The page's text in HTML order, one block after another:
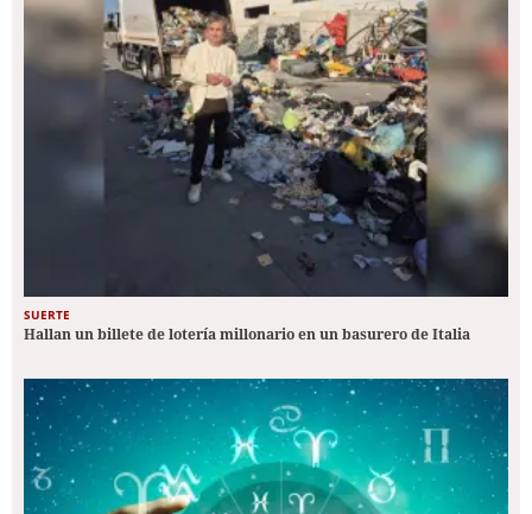
SUERTE
Hallan un billete de lotería millonario en un basurero de Italia